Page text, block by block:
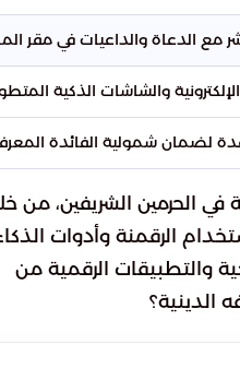
مع الدعاة والداعيات في مقر
والشاشات الذكية
لضمان شمولية الفائدة
في الحرمين الشريفين، من
الرقمنة وأدوات
والتطبيقات الرقمية من
الدينية؟